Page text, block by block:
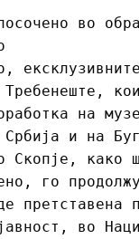
во
Требенеште,
на
Србија и на
Скопје, како
го
претставена
во